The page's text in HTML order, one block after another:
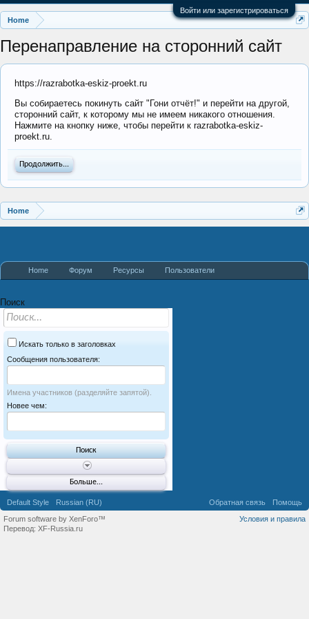
Войти или зарегистрироваться
Home
Перенаправление на сторонний сайт
https://razrabotka-eskiz-proekt.ru
Вы собираетесь покинуть сайт "Гони отчёт!" и перейти на другой,
сторонний сайт, к которому мы не имеем никакого отношения.
Нажмите на кнопку ниже, чтобы перейти к razrabotka-eskiz-
proekt.ru.
Продолжить...
Home
Home Форум Ресурсы Пользователи
Поиск
Искать только в заголовках
Сообщения пользователя:
Имена участников (разделяйте запятой).
Новее чем:
Больше...
Default Style Russian (RU) Обратная связь
Помощь
Условия и правила
Forum software by XenForo™
Перевод: XF-Russia.ru